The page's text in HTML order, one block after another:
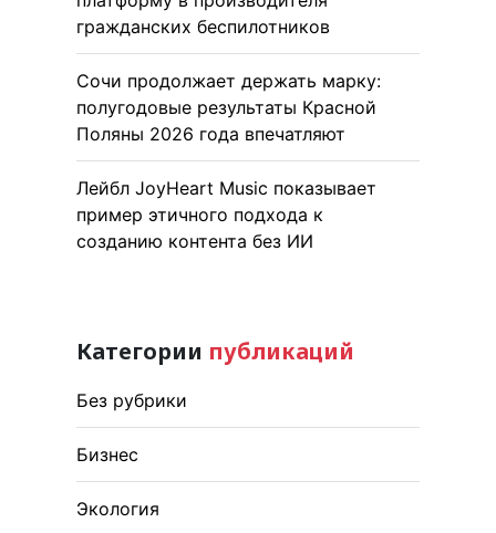
гражданских беспилотников
Сочи продолжает держать марку:
полугодовые результаты Красной
Поляны 2026 года впечатляют
Лейбл JoyHeart Music показывает
пример этичного подхода к
созданию контента без ИИ
Категории публикаций
Без рубрики
Бизнес
Экология